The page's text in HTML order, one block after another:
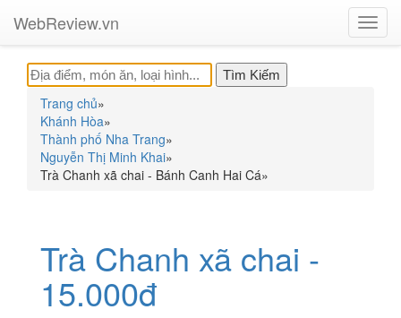
WebReview.vn
Trang chủ»
Khánh Hòa»
Thành phố Nha Trang»
Nguyễn Thị Minh Khai»
Trà Chanh xã chai - Bánh Canh Hai Cá»
Trà Chanh xã chai -
15.000đ